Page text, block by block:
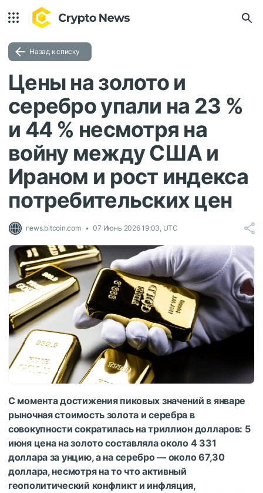
Назад к списку
Цены на золото и
серебро упали на 23 %
и 44 % несмотря на
войну между США и
Ираном и рост индекса
потребительских цен
news.bitcoin.com 07 Июнь 2026 19:03, UTC
С момента достижения пиковых значений в январе
рыночная стоимость золота и серебра в
совокупности сократилась на триллион долларов: 5
июня цена на золото составляла около 4 331
доллара за унцию, а на серебро — около 67,30
доллара, несмотря на то что активный
геополитический конфликт и инфляция,